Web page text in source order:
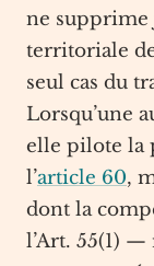
ne supprime
territoriale
seul cas du
Lorsqu’une
elle pilote la
l’article 60,
dont la
l’Art. 55(1) —